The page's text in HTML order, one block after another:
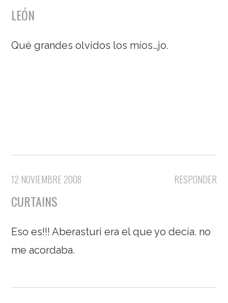
LEÓN
Qué grandes olvidos los míos…jo.
RESPONDER
12 NOVIEMBRE 2008
CURTAINS
Eso es!!! Aberasturi era el que yo decía. no
me acordaba.